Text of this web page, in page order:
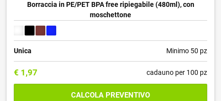
Borraccia in PE/PET BPA free ripiegabile (480ml), con
moschettone
Unica Minimo 50 pz
€ 1,97 cadauno per 100 pz
CALCOLA PREVENTIVO